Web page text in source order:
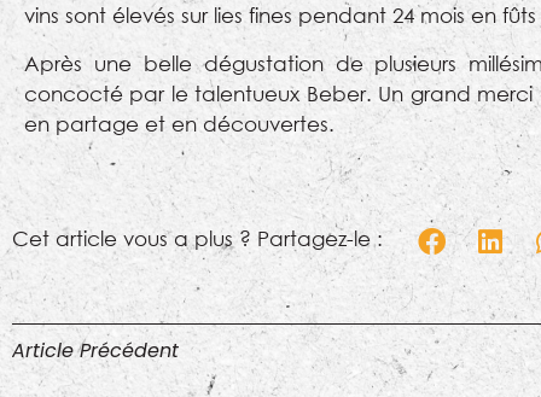
vins sont élevés sur lies fines pendant 24 mois en
Après une belle dégustation de plusieurs
concocté par le talentueux Beber. Un grand
en partage et en découvertes.
Cet article vous a plus ? Partagez-le :
Article Précédent